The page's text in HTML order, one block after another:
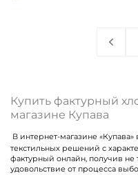
Купить фактурный
магазине Купава
В интернет-магазине
текстильных решений с
фактурный онлайн, получив не
удовольствие от процесса